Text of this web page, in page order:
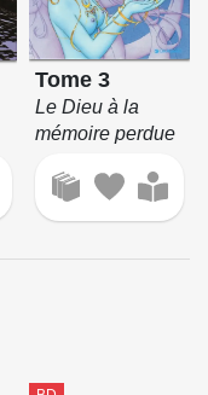
Tome 3
Le Dieu à la
mémoire perdue